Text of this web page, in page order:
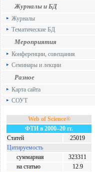
Журналы и БД
Журналы
Тематические БД
Мероприятия
Конференции, совещания
Семинары и лекции
Разное
Карта сайта
СОУТ
Web of Science®
ФТИ в 2000–20 гг.
Статей
25019
Цитируемость
суммарная
323311
на статью
12.9